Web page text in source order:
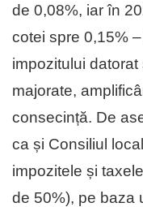
de 0,08%, iar în
cotei spre 0,15%
impozitului
majorate,
consecință. De
ca și Consiliul
impozitele și
de 50%), pe baza